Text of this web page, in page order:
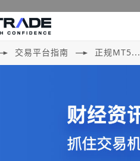
交易平台指南 正规MT5...